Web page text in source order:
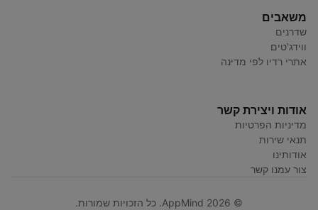
משאבים
שדרנים
ווידג'טים
אתרי רדיו לפי מדינה
אודות ויצירת קשר
מדיניות הפרטיות
תנאי שירות
אודותינו
צור עמנו קשר
© AppMind 2026. כל הזכויות שמורות.